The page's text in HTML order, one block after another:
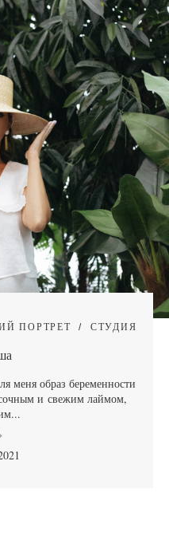
ПОРТРЕТ СТУДИЯ
меня образ беременности
и свежим лаймом,